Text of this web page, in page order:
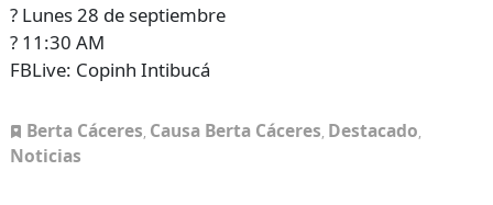
? Lunes 28 de septiembre
? 11:30 AM
FBLive: Copinh Intibucá
Berta Cáceres, Causa Berta Cáceres, Destacado,
Noticias